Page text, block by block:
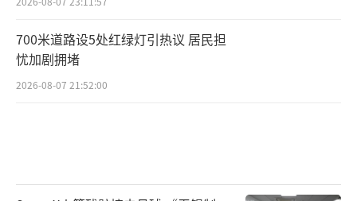
700米道路设5处红绿灯引热议 居民担
忧加剧拥堵
2026-08-07 21:52:00